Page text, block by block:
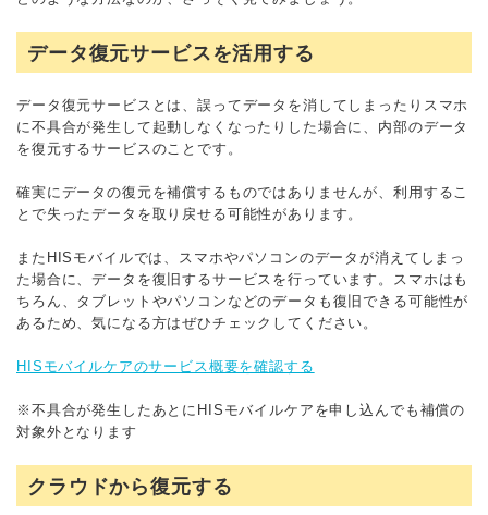
データ復元サービスを活用する
データ復元サービスとは、誤ってデータを消してしまったりスマホ
に不具合が発生して起動しなくなったりした場合に、内部のデータ
を復元するサービスのことです。
確実にデータの復元を補償するものではありませんが、利用するこ
とで失ったデータを取り戻せる可能性があります。
またHISモバイルでは、スマホやパソコンのデータが消えてしまっ
た場合に、データを復旧するサービスを行っています。スマホはも
ちろん、タブレットやパソコンなどのデータも復旧できる可能性が
あるため、気になる方はぜひチェックしてください。
HISモバイルケアのサービス概要を確認する
※不具合が発生したあとにHISモバイルケアを申し込んでも補償の
対象外となります
クラウドから復元する